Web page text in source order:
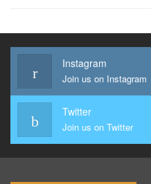
Instagram
Join us on Instagram
Twitter
Join us on Twitter